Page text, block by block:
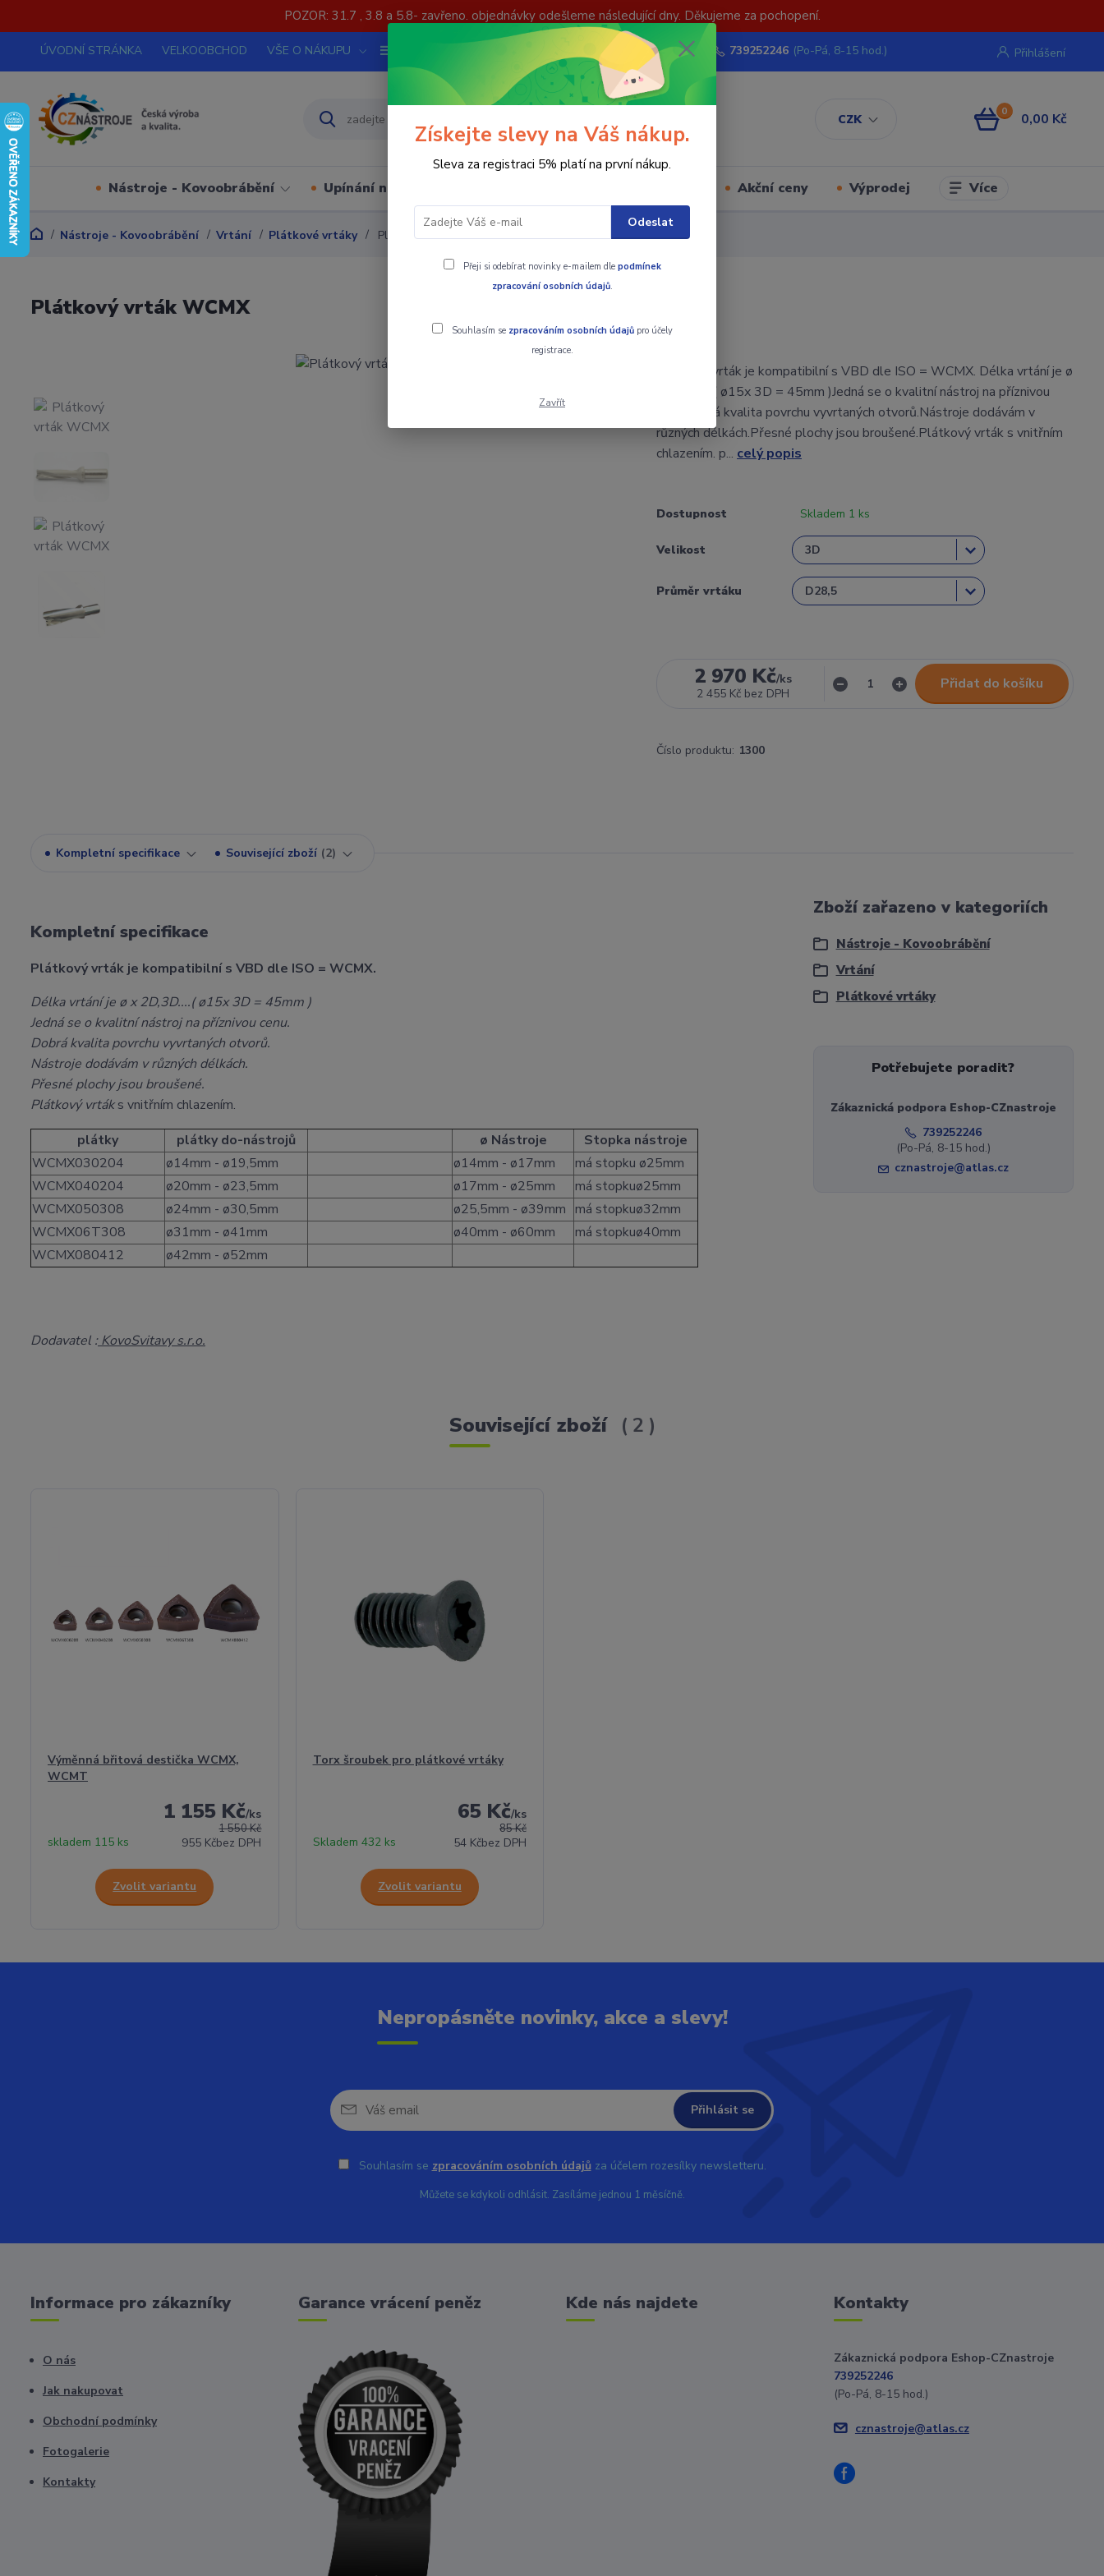
POZOR: 31.7 , 3.8 a 5.8- zavřeno. objednávky odešleme následující dny. Děkujeme za pochopení.
ÚVODNÍ STRÁNKA VELKOOBCHOD VŠE O NÁKUPU
CZK
Přihlášení
Nevíte si rady? Zavolejte. 739252246 (Po-Pá, 8-15 hod.)
0 0,00 Kč
Nástroje - Kovoobrábění Upínání nástrojů Akční ceny Výprodej Více
Nástroje - Kovoobrábění Vrtání Plátkové vrtáky Plátkový vrták WCMX
Plátkový vrták WCMX
Plátkový vrták je kompatibilní s VBD dle ISO = WCMX. Délka vrtání je ø
x 2D,3D....( ø15x 3D = 45mm )Jedná se o kvalitní nástroj na příznivou
cenu.Dobrá kvalita povrchu vyvrtaných otvorů.Nástroje dodávám v
různých délkách.Přesné plochy jsou broušené.Plátkový vrták s vnitřním
chlazením. p... celý popis
Dostupnost Skladem 1 ks
Velikost
Průměr vrtáku
2 970 Kč/ks
2 455 Kč bez DPH
Přidat do košíku
Číslo produktu: 1300
Kompletní specifikace Související zboží 2
Kompletní specifikace
Plátkový vrták je kompatibilní s VBD dle ISO = WCMX.
Délka vrtání je ø x 2D,3D....( ø15x 3D = 45mm )
Jedná se o kvalitní nástroj na příznivou cenu.
Dobrá kvalita povrchu vyvrtaných otvorů.
Nástroje dodávám v různých délkách.
Přesné plochy jsou broušené.
Plátkový vrtáks vnitřním chlazením.
plátky
plátky do-nástrojů ø Nástroje
Stopka nástroje
WCMX030204
ø14mm - ø19,5mm ø14mm - ø17mm
má stopku ø25mm
WCMX040204
ø20mm - ø23,5mm ø17mm - ø25mm
má stopkuø25mm
WCMX050308
ø24mm - ø30,5mm ø25,5mm - ø39mm má stopkuø32mm
WCMX06T308
ø31mm - ø41mm ø40mm - ø60mm
má stopkuø40mm
WCMX080412
ø42mm - ø52mm
Dodavatel :KovoSvitavy s.r.o.
Zboží zařazeno v kategoriích
Nástroje - Kovoobrábění
Vrtání
Plátkové vrtáky
Potřebujete poradit?
Zákaznická podpora Eshop-CZnastroje
739252246
(Po-Pá, 8-15 hod.)
cznastroje@atlas.cz
Související zboží 2
Výměnná břitová destička WCMX,
WCMT
1 550 Kč
1 155 Kč/ks
955 Kčbez DPH
skladem 115 ks
Zvolit variantu
Torx šroubek pro plátkové vrtáky
85 Kč
65 Kč/ks
54 Kčbez DPH
Skladem 432 ks
Zvolit variantu
Nepropásněte novinky, akce a slevy!
Přihlásit se
Souhlasím se zpracováním osobních údajů za účelem rozesílky newsletteru.
Můžete se kdykoli odhlásit. Zasíláme jednou 1 měsíčně.
Informace pro zákazníky
O nás
Jak nakupovat
Obchodní podmínky
Fotogalerie
Kontakty
Garance vrácení peněz Kde nás najdete Kontakty
Zákaznická podpora Eshop-CZnastroje
739252246
(Po-Pá, 8-15 hod.)
cznastroje@atlas.cz
Získejte slevy na Váš nákup.
Sleva za registraci 5% platí na první nákup.
Odeslat
Přeji si odebírat novinky e-mailem dle podmínek
zpracování osobních údajů.
Souhlasím se zpracováním osobních údajůpro účely
registrace.
Zavřít